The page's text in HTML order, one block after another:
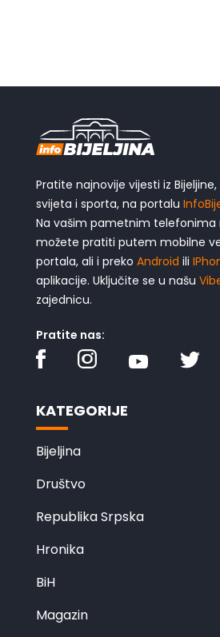
Pratite najnovije vijesti iz Bijeljine,
svijeta i sporta, na portalu
Na vašim pametnim telefonima
možete pratiti putem mobilne
portala, ali i preko Android ili
aplikacije. Uključite se u našu
zajednicu.
Pratite nas:
KATEGORIJE
Bijeljina
Društvo
Republika Srpska
Hronika
BiH
Magazin